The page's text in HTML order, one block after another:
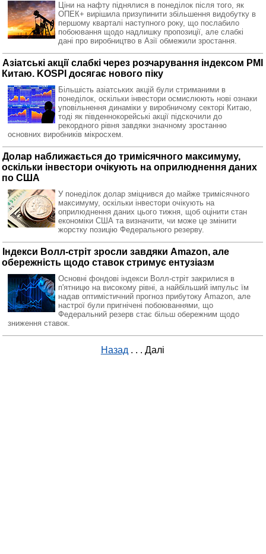
Ціни на нафту піднялися в понеділок після того, як
ОПЕК+ вирішила призупинити збільшення видобутку в
першому кварталі наступного року, що послабило
побоювання щодо надлишку пропозиції, але слабкі
дані про виробництво в Азії обмежили зростання.
Азіатські акції слабкі через розчарування індексом PMI
Китаю. KOSPI досягає нового піку
Більшість азіатських акцій були стриманими в
понеділок, оскільки інвестори осмислюють нові ознаки
уповільнення динаміки у виробничому секторі Китаю,
тоді як південнокорейські акції підскочили до
рекордного рівня завдяки значному зростанню
основних виробників мікросхем.
Долар наближається до тримісячного максимуму,
оскільки інвестори очікують на оприлюднення даних
по США
У понеділок долар зміцнився до майже тримісячного
максимуму, оскільки інвестори очікують на
оприлюднення даних цього тижня, щоб оцінити стан
економіки США та визначити, чи може це змінити
жорстку позицію Федерального резерву.
Індекси Волл-стріт зросли завдяки Amazon, але
обережність щодо ставок стримує ентузіазм
Основні фондові індекси Волл-стріт закрилися в
п'ятницю на високому рівні, а найбільший імпульс їм
надав оптимістичний прогноз прибутоку Amazon, але
настрої були пригнічені побоюваннями, що
Федеральний резерв стає більш обережним щодо
зниження ставок.
Назад . . . Далі